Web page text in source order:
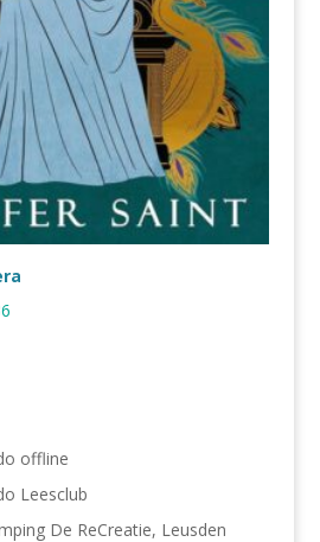
offline
Leesclub
De ReCreatie, Leusden